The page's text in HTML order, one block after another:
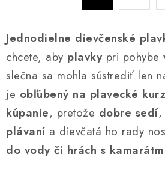
i
e
p
r
v
k
y
v
n
k
o
v
a
n
i
e
Jednodielne dievčenské
chcete, aby plavkypri pohybe
slečna sa mohla sústrediť len
je obľúbený na plavecké
kúpanie, pretože dobre sedí,
plávaní a dievčatá ho rady
do vody či hrách s